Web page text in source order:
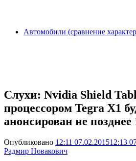
Автомобили (сравнение
Слухи: Nvidia Shield
процессором Tegra X1
анонсирован не позднее
Опубликовано 12:11 07.02.201512:13
Радмир Новакович